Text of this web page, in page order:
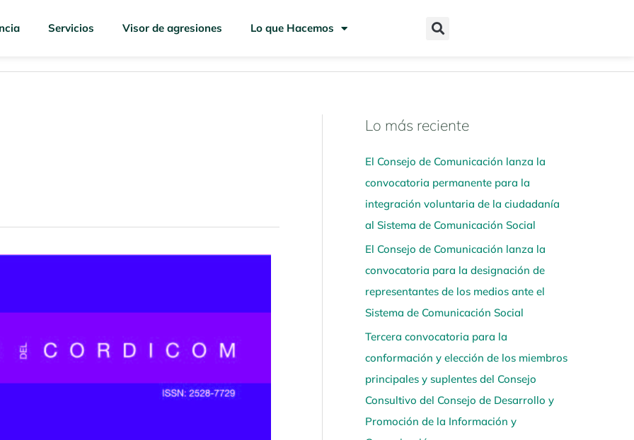
Servicios Visor de agresiones Lo que Hacemos
Lo más reciente
El Consejo de Comunicación lanza la
convocatoria permanente para la
integración voluntaria de la ciudadanía
al Sistema de Comunicación Social
El Consejo de Comunicación lanza la
convocatoria para la designación de
representantes de los medios ante el
Sistema de Comunicación Social
Tercera convocatoria para la
conformación y elección de los miembros
principales y suplentes del Consejo
Consultivo del Consejo de Desarrollo y
Promoción de la Información y
N
v
e
g
a
a
q
u
í